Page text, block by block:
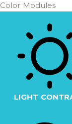
Color Modules
LIGHT